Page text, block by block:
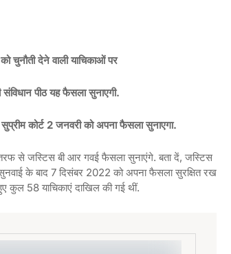
चुनौती देने वाली याचिकाओं पर
पीठ यह फैसला सुनाएगी.
कोर्ट 2 जनवरी को अपना फैसला सुनाएगा.
से जस्टिस बी आर गवई फैसला सुनाएंगे. बता दें, जस्टिस
के बाद 7 दिसंबर 2022 को अपना फैसला सुरक्षित रख
कुल 58 याचिकाएं दाखिल की गई थीं.